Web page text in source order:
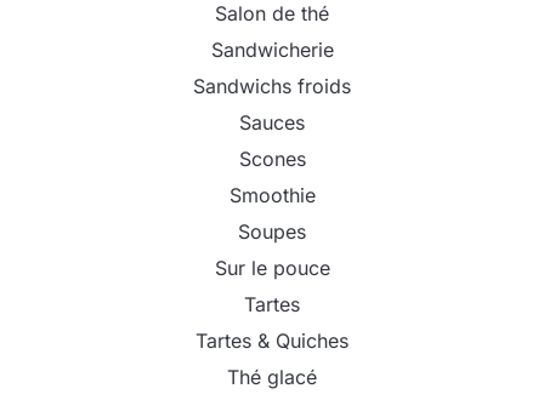
Salon de thé
Sandwicherie
Sandwichs froids
Sauces
Scones
Smoothie
Soupes
Sur le pouce
Tartes
Tartes & Quiches
Thé glacé